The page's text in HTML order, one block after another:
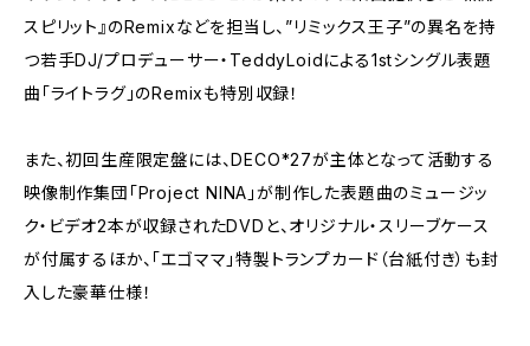
スピリット』のRemixなどを担当し、”リミックス王子”の異名を持
つ若手DJ/プロデューサー・TeddyLoidによる1stシングル表題
曲「ライトラグ」のRemixも特別収録！
また、初回生産限定盤には、DECO*27が主体となって活動する
映像制作集団「Project NINA」が制作した表題曲のミュージッ
ク・ビデオ2本が収録されたDVDと、オリジナル・スリーブケース
が付属するほか、「エゴママ」特製トランプカード（台紙付き）も封
入した豪華仕様！